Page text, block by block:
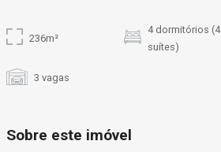
236m²
4 dormitórios (4
suítes)
3 vagas
Sobre este imóvel